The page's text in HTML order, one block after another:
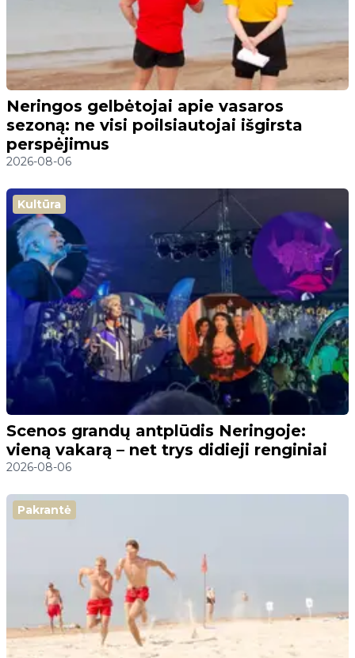
Neringos gelbėtojai apie vasaros
sezoną: ne visi poilsiautojai išgirsta
perspėjimus
2026-08-06
Kultūra
Scenos grandų antplūdis Neringoje:
vieną vakarą – net trys didieji renginiai
2026-08-06
Pakrantė